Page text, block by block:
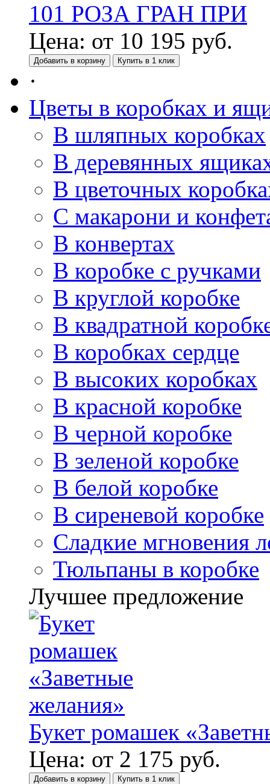
101 РОЗА ГРАН ПРИ
Цена: от 10 195 руб.
Добавить в корзину Купить в 1 клик
·
Цветы в коробках и
В шляпных коробках
В деревянных
В цветочных
С макарони и
В конвертах
В коробке с ручками
В круглой коробке
В квадратной
В коробках сердце
В высоких коробках
В красной коробке
В черной коробке
В зеленой коробке
В белой коробке
В сиреневой коробке
Сладкие мгновения
Тюльпаны в коробке
Лучшее предложение
Букет ромашек
Цена: от 2 175 руб.
Добавить в корзину Купить в 1 клик